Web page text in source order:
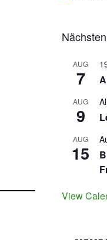
AUG
7
AUG
9
AUG
15
View